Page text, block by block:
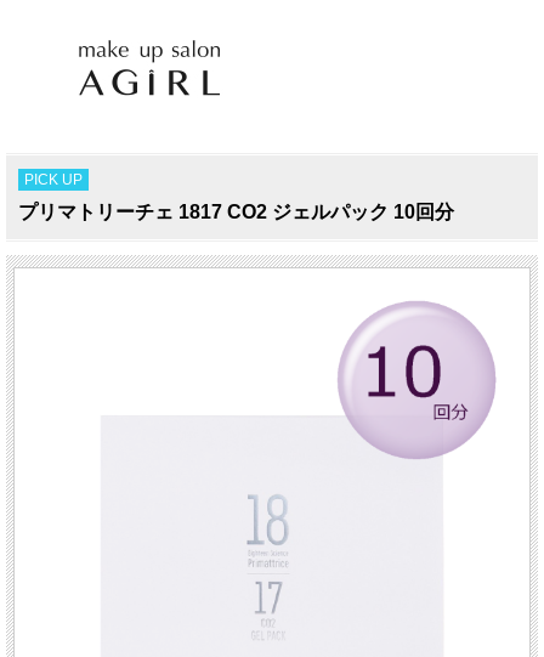
PICK UP
プリマトリーチェ 1817 CO2 ジェルパック 10回分